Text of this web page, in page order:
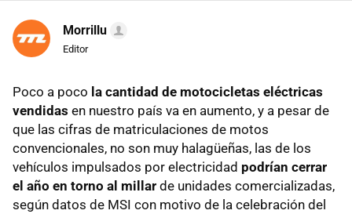
Morrillu
Editor
Poco a poco la cantidad de motocicletas eléctricas
vendidas en nuestro país va en aumento, y a pesar de
que las cifras de matriculaciones de motos
convencionales, no son muy halagüeñas, las de los
vehículos impulsados por electricidad podrían cerrar
el año en torno al millar de unidades comercializadas,
según datos de MSI con motivo de la celebración del